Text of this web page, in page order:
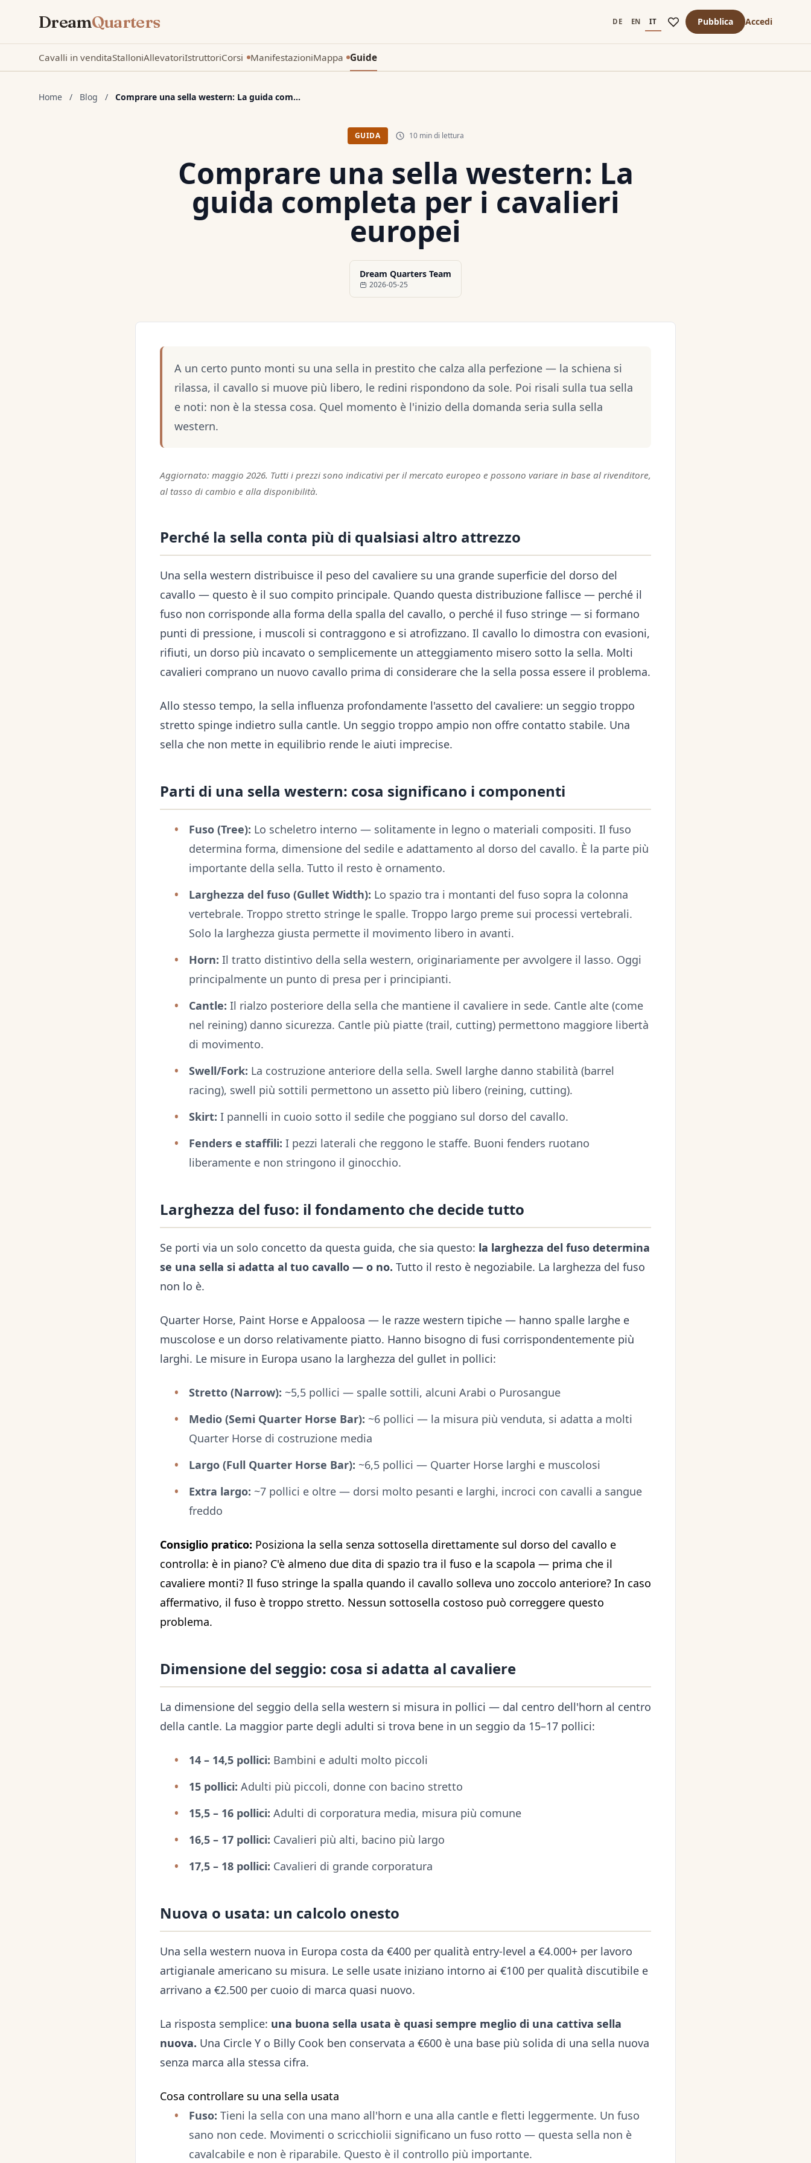
DreamQuarters DE EN IT Pubblica Accedi
Cavalli in venditaStalloniAllevatoriIstruttoriCorsi
Nuovo
ManifestazioniMappa
Nuovo
Guide
Home / Blog / Comprare una sella western: La guida com...
GUIDA 10 min di lettura
Comprare una sella western: La
guida completa per i cavalieri
europei
Dream Quarters Team
2026-05-25
A un certo punto monti su una sella in prestito che calza alla perfezione — la schiena si
rilassa, il cavallo si muove più libero, le redini rispondono da sole. Poi risali sulla tua sella
e noti: non è la stessa cosa. Quel momento è l'inizio della domanda seria sulla sella
western.
Aggiornato: maggio 2026. Tutti i prezzi sono indicativi per il mercato europeo e possono variare in base al rivenditore,
al tasso di cambio e alla disponibilità.
Perché la sella conta più di qualsiasi altro attrezzo
Una sella western distribuisce il peso del cavaliere su una grande superficie del dorso del
cavallo — questo è il suo compito principale. Quando questa distribuzione fallisce — perché il
fuso non corrisponde alla forma della spalla del cavallo, o perché il fuso stringe — si formano
punti di pressione, i muscoli si contraggono e si atrofizzano. Il cavallo lo dimostra con evasioni,
rifiuti, un dorso più incavato o semplicemente un atteggiamento misero sotto la sella. Molti
cavalieri comprano un nuovo cavallo prima di considerare che la sella possa essere il problema.
Allo stesso tempo, la sella influenza profondamente l'assetto del cavaliere: un seggio troppo
stretto spinge indietro sulla cantle. Un seggio troppo ampio non offre contatto stabile. Una
sella che non mette in equilibrio rende le aiuti imprecise.
Parti di una sella western: cosa significano i componenti
Fuso (Tree): Lo scheletro interno — solitamente in legno o materiali compositi. Il fuso
determina forma, dimensione del sedile e adattamento al dorso del cavallo. È la parte più
importante della sella. Tutto il resto è ornamento.
Larghezza del fuso (Gullet Width): Lo spazio tra i montanti del fuso sopra la colonna
vertebrale. Troppo stretto stringe le spalle. Troppo largo preme sui processi vertebrali.
Solo la larghezza giusta permette il movimento libero in avanti.
Horn: Il tratto distintivo della sella western, originariamente per avvolgere il lasso. Oggi
principalmente un punto di presa per i principianti.
Cantle: Il rialzo posteriore della sella che mantiene il cavaliere in sede. Cantle alte (come
nel reining) danno sicurezza. Cantle più piatte (trail, cutting) permettono maggiore libertà
di movimento.
Swell/Fork: La costruzione anteriore della sella. Swell larghe danno stabilità (barrel
racing), swell più sottili permettono un assetto più libero (reining, cutting).
Skirt: I pannelli in cuoio sotto il sedile che poggiano sul dorso del cavallo.
Fenders e staffili: I pezzi laterali che reggono le staffe. Buoni fenders ruotano
liberamente e non stringono il ginocchio.
Larghezza del fuso: il fondamento che decide tutto
Se porti via un solo concetto da questa guida, che sia questo: la larghezza del fuso determina
se una sella si adatta al tuo cavallo — o no. Tutto il resto è negoziabile. La larghezza del fuso
non lo è.
Quarter Horse, Paint Horse e Appaloosa — le razze western tipiche — hanno spalle larghe e
muscolose e un dorso relativamente piatto. Hanno bisogno di fusi corrispondentemente più
larghi. Le misure in Europa usano la larghezza del gullet in pollici:
Stretto (Narrow): ~5,5 pollici — spalle sottili, alcuni Arabi o Purosangue
Medio (Semi Quarter Horse Bar): ~6 pollici — la misura più venduta, si adatta a molti
Quarter Horse di costruzione media
Largo (Full Quarter Horse Bar): ~6,5 pollici — Quarter Horse larghi e muscolosi
Extra largo: ~7 pollici e oltre — dorsi molto pesanti e larghi, incroci con cavalli a sangue
freddo
Consiglio pratico: Posiziona la sella senza sottosella direttamente sul dorso del cavallo e
controlla: è in piano? C'è almeno due dita di spazio tra il fuso e la scapola — prima che il
cavaliere monti? Il fuso stringe la spalla quando il cavallo solleva uno zoccolo anteriore? In caso
affermativo, il fuso è troppo stretto. Nessun sottosella costoso può correggere questo
problema.
Dimensione del seggio: cosa si adatta al cavaliere
La dimensione del seggio della sella western si misura in pollici — dal centro dell'horn al centro
della cantle. La maggior parte degli adulti si trova bene in un seggio da 15–17 pollici:
14 – 14,5 pollici: Bambini e adulti molto piccoli
15 pollici: Adulti più piccoli, donne con bacino stretto
15,5 – 16 pollici: Adulti di corporatura media, misura più comune
16,5 – 17 pollici: Cavalieri più alti, bacino più largo
17,5 – 18 pollici: Cavalieri di grande corporatura
Nuova o usata: un calcolo onesto
Una sella western nuova in Europa costa da €400 per qualità entry-level a €4.000+ per lavoro
artigianale americano su misura. Le selle usate iniziano intorno ai €100 per qualità discutibile e
arrivano a €2.500 per cuoio di marca quasi nuovo.
La risposta semplice: una buona sella usata è quasi sempre meglio di una cattiva sella
nuova. Una Circle Y o Billy Cook ben conservata a €600 è una base più solida di una sella nuova
senza marca alla stessa cifra.
Cosa controllare su una sella usata
Fuso: Tieni la sella con una mano all'horn e una alla cantle e fletti leggermente. Un fuso
sano non cede. Movimenti o scricchiolii significano un fuso rotto — questa sella non è
cavalcabile e non è riparabile. Questo è il controllo più importante.